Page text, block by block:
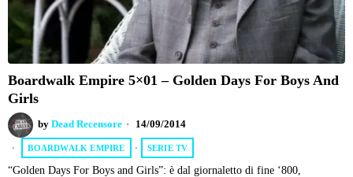
Boardwalk Empire 5×01 – Golden Days For Boys And
Girls
by Dead Recensore 14/09/2014
BOARDWALK EMPIRE · SERIE TV
“Golden Days For Boys and Girls”: è dal giornaletto di fine ‘800,